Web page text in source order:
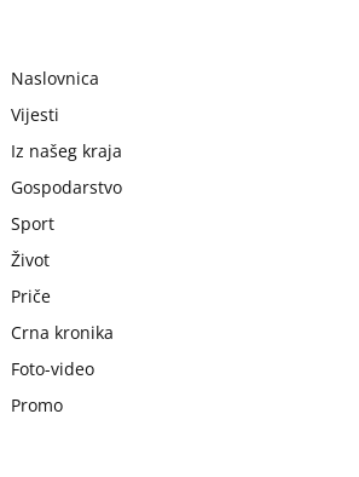
Naslovnica
Vijesti
Iz našeg kraja
Gospodarstvo
Sport
Život
Priče
Crna kronika
Foto-video
Promo